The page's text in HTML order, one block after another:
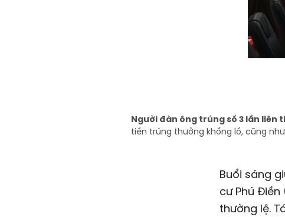
Người đàn ông trúng số 3 lần liên
tiền trúng thưởng khổng lồ, cũng
Buổi sáng
cư Phú Điền
thường lệ.